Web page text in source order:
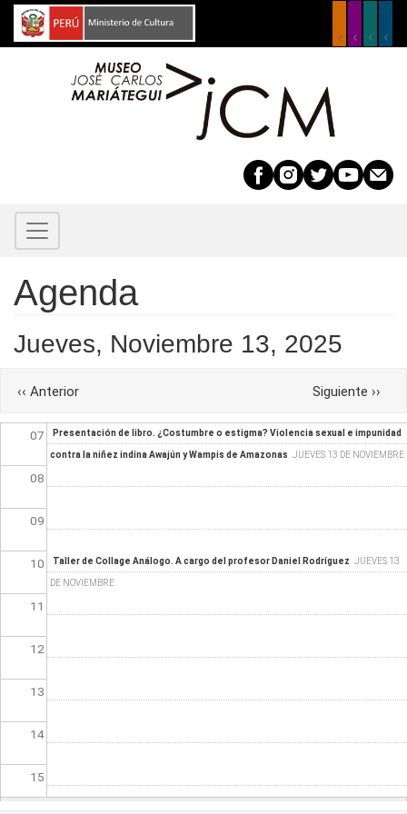
Pasar
Agenda
Jueves, Noviembre 13, 2025
Paginación
‹‹ Anterior Siguiente ››
02
04
05
06
07
08
09
10
11
12
13
14
15
Presentación de libro. ¿Costumbre o estigma? Violencia sexual e impunidad
contra la niñez indína Awajún y Wampis de Amazonas JUEVES 13 DE NOVIEMBRE
Taller de Collage Análogo. A cargo del profesor Daniel Rodríguez JUEVES 13
DE NOVIEMBRE